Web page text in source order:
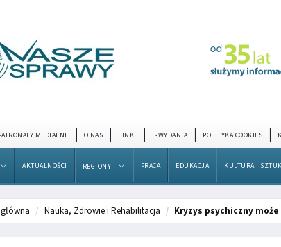
MEDIALNE O NAS LINKI E-WYDANIA POLITYKA COOKIES
AKTUALNOŚCI REGIONY PRACA EDUKACJA KULTURA I
Nauka, Zdrowie i Rehabilitacja Kryzys psychiczny